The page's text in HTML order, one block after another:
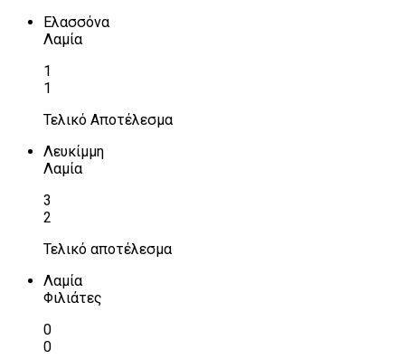
Ελασσόνα
Λαμία
1
1
Τελικό Αποτέλεσμα
Λευκίμμη
Λαμία
3
2
Τελικό αποτέλεσμα
Λαμία
Φιλιάτες
0
0